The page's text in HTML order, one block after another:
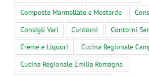
Composte Marmellate e Mostarde
Consigli Vari
Contorni
Contorni
Creme e Liquori
Cucina Regionale
Cucina Regionale Emilia Romagna